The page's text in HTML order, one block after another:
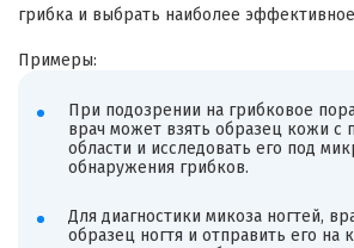
грибка и выбрать наиболее
Примеры:
При подозрении на грибковое
врач может взять образец кожи с
области и исследовать его под
обнаружения грибков.
Для диагностики микоза ногтей,
образец ногтя и отправить его на